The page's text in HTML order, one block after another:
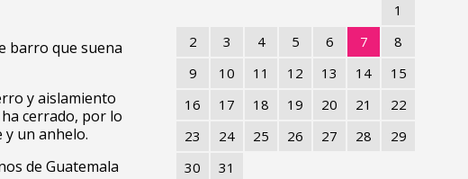
barro que suena
y aislamiento
cerrado, por lo
y un anhelo.
de Guatemala
1
2
3 4 5 6 7
8
9
10 11 12 13 14
15
16
17 18 19 20 21
22
23
24 25 26 27 28
29
30
31